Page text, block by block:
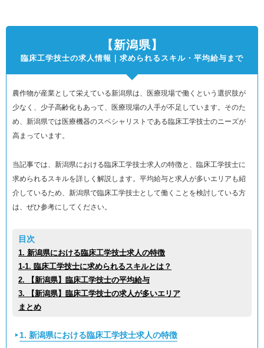
【新潟県】
臨床工学技士の求人情報｜求められるスキル・平均給与まで
農作物が産業として栄えている新潟県は、医療現場で働くという選択肢が
少なく、少子高齢化もあって、医療現場の人手が不足しています。そのた
め、新潟県では医療機器のスペシャリストである臨床工学技士のニーズが
高まっています。
当記事では、新潟県における臨床工学技士求人の特徴と、臨床工学技士に
求められるスキルを詳しく解説します。平均給与と求人が多いエリアも紹
介しているため、新潟県で臨床工学技士として働くことを検討している方
は、ぜひ参考にしてください。
目次
1. 新潟県における臨床工学技士求人の特徴
1-1. 臨床工学技士に求められるスキルとは？
2. 【新潟県】臨床工学技士の平均給与
3. 【新潟県】臨床工学技士の求人が多いエリア
まとめ
1. 新潟県における臨床工学技士求人の特徴